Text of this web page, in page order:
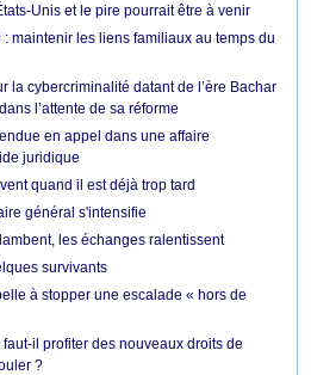
Unis et le pire pourrait être à venir
maintenir les liens familiaux au temps du
la cybercriminalité datant de l’ère Bachar
l’attente de sa réforme
en appel dans une affaire
juridique
quand il est déjà trop tard
général s'intensifie
les échanges ralentissent
survivants
à stopper une escalade « hors de
il profiter des nouveaux droits de
?